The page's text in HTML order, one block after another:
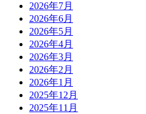
2026年7月
2026年6月
2026年5月
2026年4月
2026年3月
2026年2月
2026年1月
2025年12月
2025年11月